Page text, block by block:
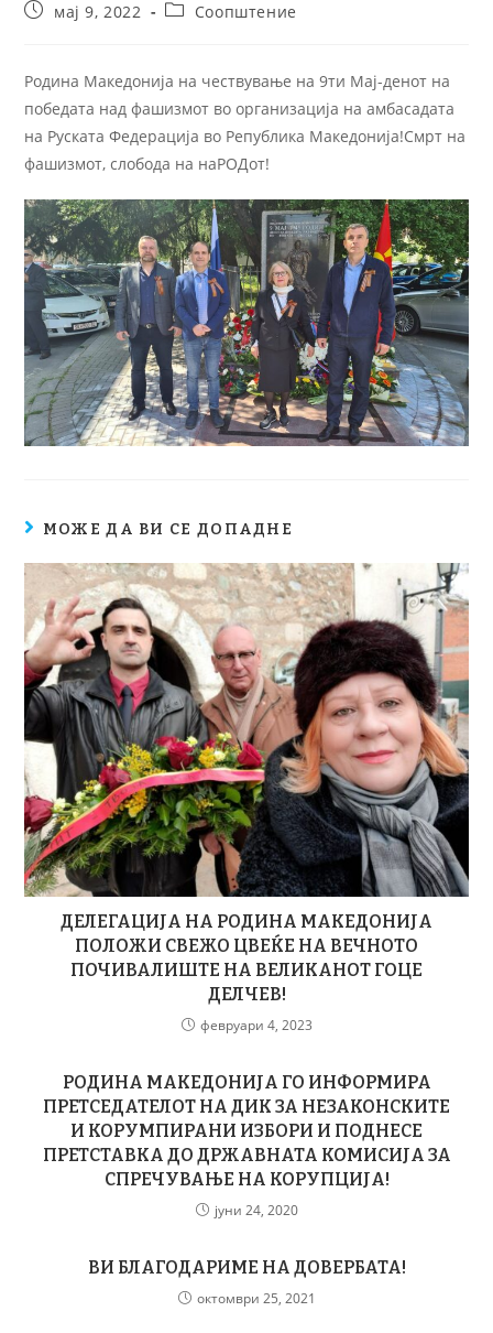
мај 9, 2022 Соопштение
Родина Македонија на чествување на 9ти Мај-денот на
победата над фашизмот во организација на амбасадата
на Руската Федерација во Република Македонија!Смрт на
фашизмот, слобода на наРОДот!
МОЖЕ ДА ВИ СЕ ДОПАДНЕ
ДЕЛЕГАЦИЈА НА РОДИНА МАКЕДОНИЈА
ПОЛОЖИ СВЕЖО ЦВЕЌЕ НА ВЕЧНОТО
ПОЧИВАЛИШТЕ НА ВЕЛИКАНОТ ГОЦЕ
ДЕЛЧЕВ!
февруари 4, 2023
РОДИНА МАКЕДОНИЈА ГО ИНФОРМИРА
ПРЕТСЕДАТЕЛОТ НА ДИК ЗА НЕЗАКОНСКИТЕ
И КОРУМПИРАНИ ИЗБОРИ И ПОДНЕСЕ
ПРЕТСТАВКА ДО ДРЖАВНАТА КОМИСИЈА ЗА
СПРЕЧУВАЊЕ НА КОРУПЦИЈА!
јуни 24, 2020
ВИ БЛАГОДАРИМЕ НА ДОВЕРБАТА!
октомври 25, 2021